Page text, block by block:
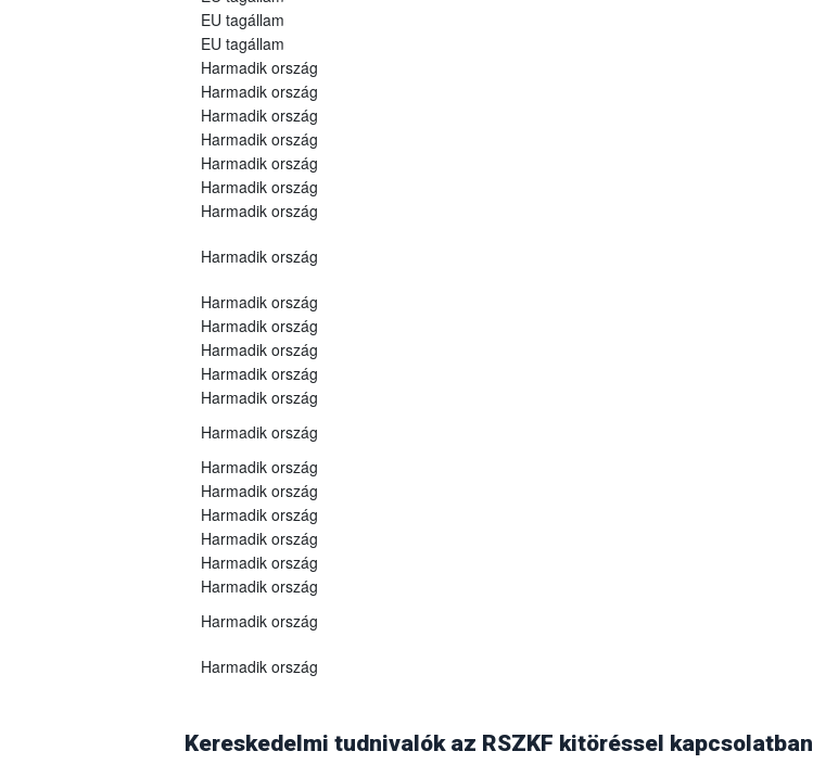
EU tagállam
EU tagállam
Harmadik ország
Harmadik ország
Harmadik ország
Harmadik ország
Harmadik ország
Harmadik ország
Harmadik ország
Harmadik ország
Harmadik ország
Harmadik ország
Harmadik ország
Harmadik ország
Harmadik ország
Harmadik ország
Harmadik ország
Harmadik ország
Harmadik ország
Harmadik ország
Harmadik ország
Harmadik ország
Harmadik ország
Harmadik ország
Kereskedelmi tudnivalók az RSZKF kitöréssel kapcsolatban
Georgia
árukra vonatkozó összes vonatkozó korlátozást feloldották.